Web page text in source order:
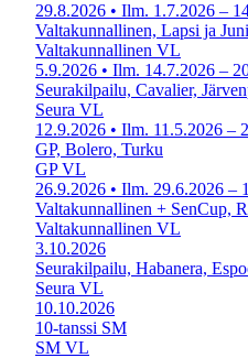
29.8.2026 • Ilm. 1.7.2026 –
Valtakunnallinen, Lapsi ja
Valtakunnallinen VL
5.9.2026 • Ilm. 14.7.2026 –
Seurakilpailu, Cavalier,
Seura VL
12.9.2026 • Ilm. 11.5.2026 –
GP, Bolero, Turku
GPVL
26.9.2026 • Ilm. 29.6.2026 –
Valtakunnallinen + SenCup,
Valtakunnallinen VL
3.10.2026
Seurakilpailu, Habanera,
Seura VL
10.10.2026
10-tanssi SM
SM VL